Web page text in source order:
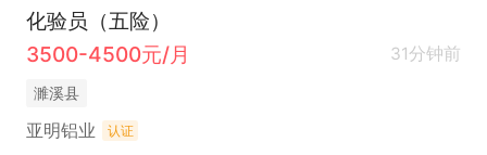
化验员（五险）
3500-4500元/月
31分钟前
濉溪县
亚明铝业 认证